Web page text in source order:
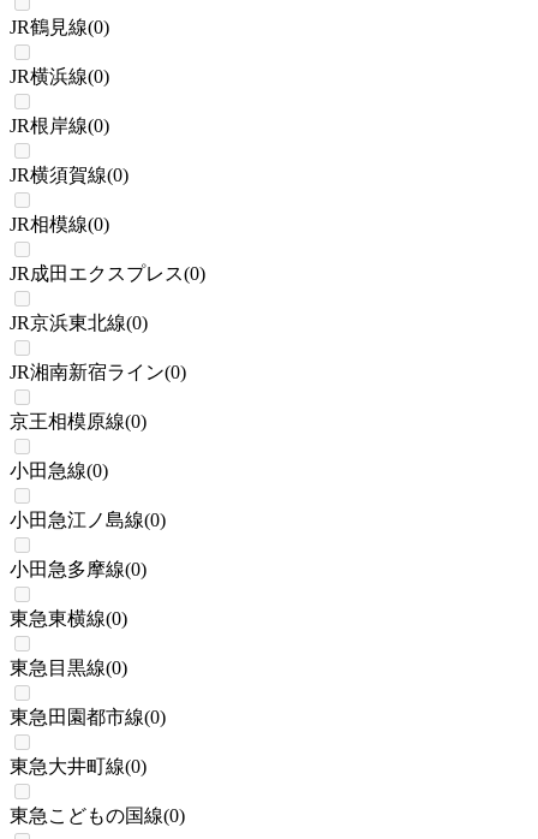
JR鶴見線(0)
JR横浜線(0)
JR根岸線(0)
JR横須賀線(0)
JR相模線(0)
JR成田エクスプレス(0)
JR京浜東北線(0)
JR湘南新宿ライン(0)
京王相模原線(0)
小田急線(0)
小田急江ノ島線(0)
小田急多摩線(0)
東急東横線(0)
東急目黒線(0)
東急田園都市線(0)
東急大井町線(0)
東急こどもの国線(0)